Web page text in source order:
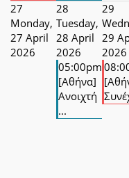
27
Monday,
27 April
2026
28
Tuesday,
28 April
2026
05:00pm
[Αθήνα]
Ανοιχτή
...
29
29
2026